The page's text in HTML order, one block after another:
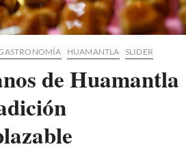
HUAMANTLA SLIDER
de Huamantla